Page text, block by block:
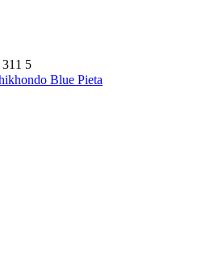
311 5